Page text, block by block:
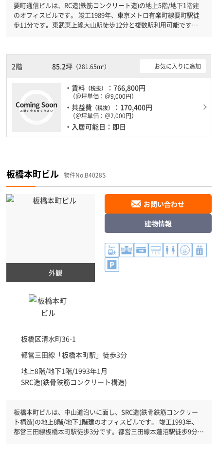
要町通信ビルは、RC造(鉄筋コンクリート造)の地上5階/地下1階建
のオフィスビルです。 竣工1989年、東京メトロ有楽町線要町駅徒
歩11分です。東武東上線大山駅徒歩12分と複数駅利用可能です。
です。
2階 85.2坪 （281.65m²） お気に入りに追加
・賃料 （税抜） ：766,800円
（＠坪単価：＠9,000円）
・共益費 （税抜） ：170,400円
（＠坪単価：＠2,000円）
・入居可能日：即日
板橋本町ビル 物件No.B4028S
外観
板橋区清水町36-1
都営三田線「板橋本町駅 」徒歩3分
地上8階/地下1階/1993年1月
SRC造(鉄骨鉄筋コンクリート構造)
お問い合わせ
建物情報
板橋本町ビルは、中山道沿いに面し、SRC造(鉄骨鉄筋コンクリー
ト構造)の地上8階/地下1階建のオフィスビルです。 竣工1993年、
都営三田線板橋本町駅徒歩3分です。都営三田線本蓮沼駅徒歩9分と